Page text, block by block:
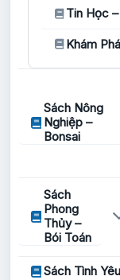
Tin Học
Khám
Sách Nông
Nghiệp –
Bonsai
Sách
Phong
Thủy –
Bói Toán
Sách Tình Yêu